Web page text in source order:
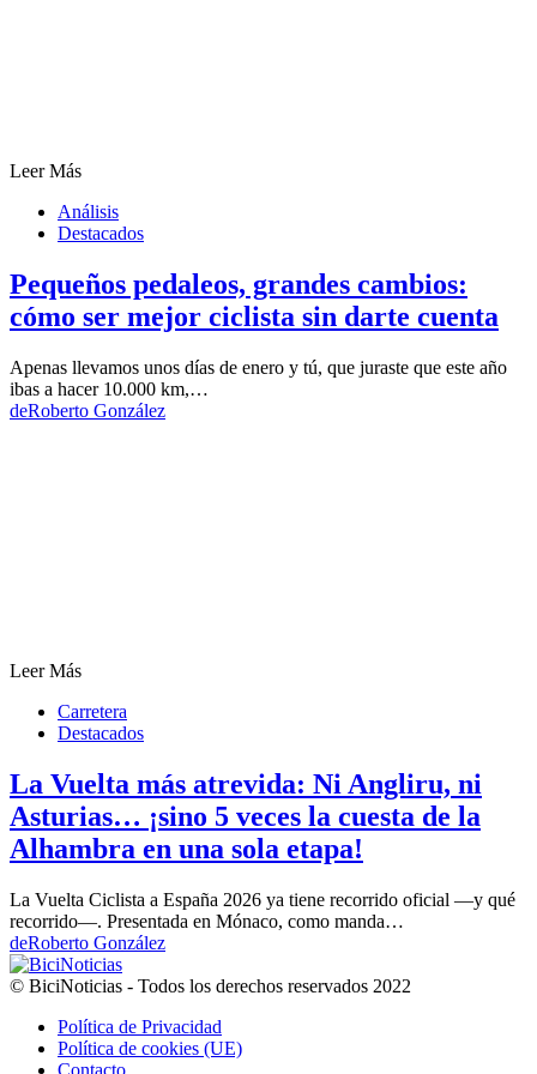
Leer Más
Análisis
Destacados
Pequeños pedaleos, grandes cambios:
cómo ser mejor ciclista sin darte cuenta
Apenas llevamos unos días de enero y tú, que juraste que este año
ibas a hacer 10.000 km,…
deRoberto González
Leer Más
Carretera
Destacados
La Vuelta más atrevida: Ni Angliru, ni
Asturias… ¡sino 5 veces la cuesta de la
Alhambra en una sola etapa!
La Vuelta Ciclista a España 2026 ya tiene recorrido oficial —y qué
recorrido—. Presentada en Mónaco, como manda…
deRoberto González
© BiciNoticias - Todos los derechos reservados 2022
Política de Privacidad
Política de cookies (UE)
Contacto